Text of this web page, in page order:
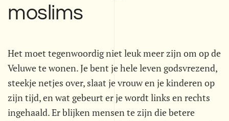
moslims
Het moet tegenwoordig niet leuk meer zijn om op de
Veluwe te wonen. Je bent je hele leven godsvrezend,
steekje netjes over, slaat je vrouw en je kinderen op
zijn tijd, en wat gebeurt er je wordt links en rechts
ingehaald. Er blijken mensen te zijn die betere